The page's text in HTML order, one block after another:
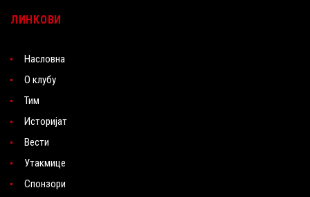
ЛИНКОВИ
Насловна
О клубу
Тим
Историјат
Вести
Утакмице
Спонзори